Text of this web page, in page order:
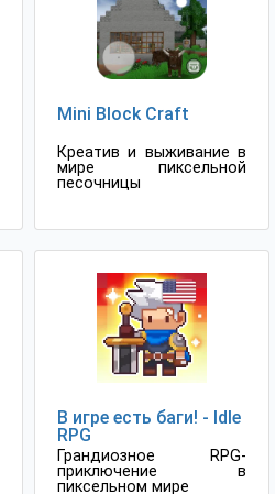
Mini Block Craft
Креатив и выживание в
мире пиксельной
песочницы
В игре есть баги! - Idle
RPG
Грандиозное RPG-
приключение в
пиксельном мире